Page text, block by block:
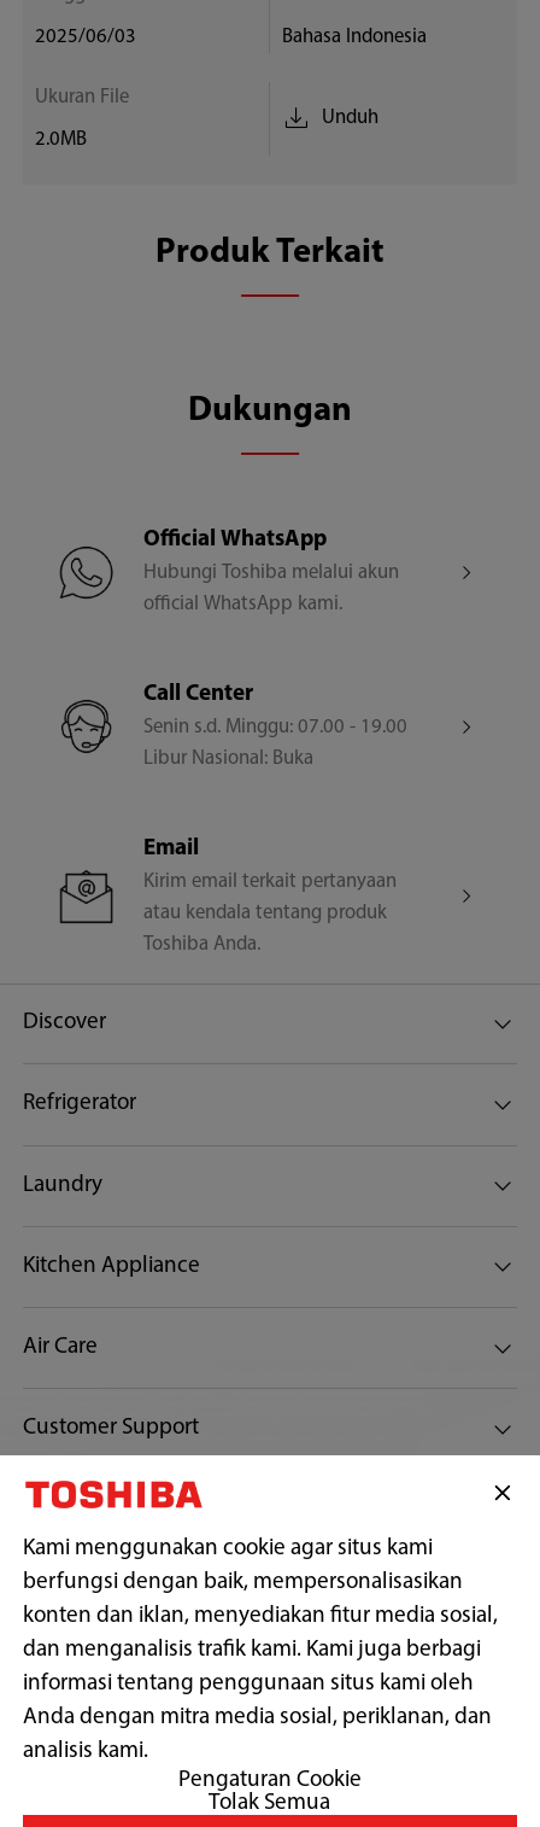
2025/06/03 Bahasa Indonesia
Ukuran File
2.0MB
Unduh
Produk Terkait
Dukungan
Official WhatsApp
Hubungi Toshiba melalui akun
official WhatsApp kami.
Call Center
Senin s.d. Minggu: 07.00 - 19.00
Libur Nasional: Buka
Email
Kirim email terkait pertanyaan
atau kendala tentang produk
Toshiba Anda.
Discover
Refrigerator
Laundry
Kitchen Appliance
Air Care
Customer Support
Tetap terhubung dengan kami
Copyright© 2026 PT Midea Electronics Indonesia, All Rights
Reserved.
Syarat Penggunaan
Kami menggunakan cookie agar situs kami
berfungsi dengan baik, mempersonalisasikan
konten dan iklan, menyediakan fitur media sosial,
dan menganalisis trafik kami. Kami juga berbagi
informasi tentang penggunaan situs kami oleh
Anda dengan mitra media sosial, periklanan, dan
analisis kami.
Pengaturan Cookie
Tolak Semua